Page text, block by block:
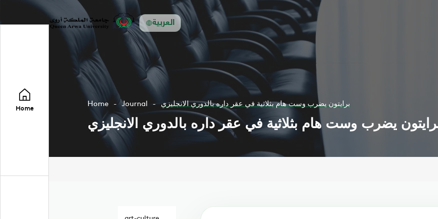
العربية
Home Home Journal برايتون يضرب وست هام بثلاثية في عقر داره بالدوري الانجليزي
يضرب وست هام بثلاثية في عقر داره بالدوري الانجليزي